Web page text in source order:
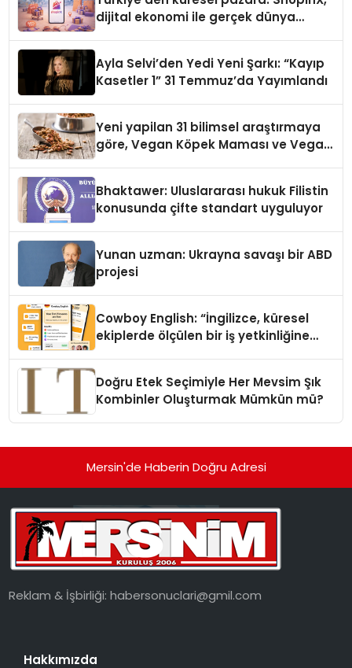
dijital ekonomi ile gerçek dünya
Ayla Selvi’den Yedi Yeni Şarkı: “Kayıp
Kasetler 1” 31 Temmuz’da Yayımlandı
Yeni yapilan 31 bilimsel araştırmaya
göre, Vegan Köpek Maması ve Vegan
Bhaktawer: Uluslararası hukuk Filistin
konusunda çifte standart uyguluyor
Yunan uzman: Ukrayna savaşı bir ABD
projesi
Cowboy English: “İngilizce, küresel
ekiplerde ölçülen bir iş yetkinliğine
Doğru Etek Seçimiyle Her Mevsim Şık
Kombinler Oluşturmak Mümkün mü?
Mersin'de Haberin Doğru Adresi
Reklam & İşbirliği:habersonuclari@gmil.com
Hakkımızda